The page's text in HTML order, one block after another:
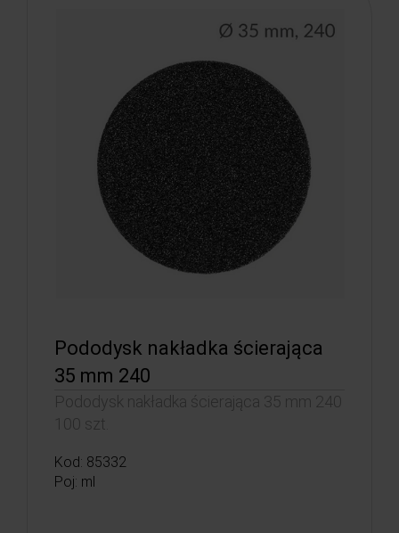
Pododysk nakładka ścierająca
35 mm 240
Pododysk nakładka ścierająca 35 mm 240
100 szt.
Kod: 85332
Poj: ml